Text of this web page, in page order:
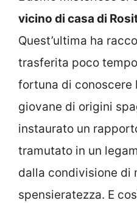
vicino di casa di
Quest’ultima ha
trasferita poco
fortuna di conoscere
giovane di origini
instaurato un
tramutato in un
dalla condivisione di
spensieratezza. E